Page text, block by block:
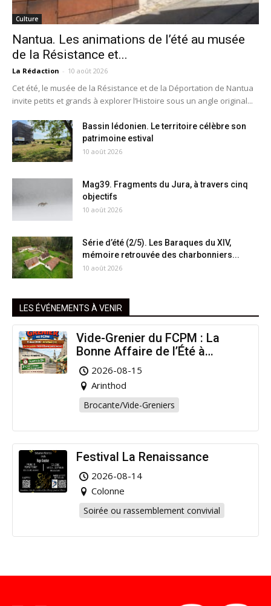
Culture
Nantua. Les animations de l’été au musée
de la Résistance et...
La Rédaction - 10 août 2026
Cet été, le musée de la Résistance et de la Déportation de Nantua
invite petits et grands à explorer l’Histoire sous un angle original...
Bassin lédonien. Le territoire célèbre son
patrimoine estival
10 août 2026
Mag39. Fragments du Jura, à travers cinq
objectifs
10 août 2026
Série d’été (2/5). Les Baraques du XIV,
mémoire retrouvée des charbonniers...
10 août 2026
LES ÉVÉNEMENTS À VENIR
Vide-Grenier du FCPM : La
Bonne Affaire de l’Été à
Arinthod !
2026-08-15
Arinthod
Brocante/Vide-Greniers
Festival La Renaissance
2026-08-14
Colonne
Soirée ou rassemblement convivial